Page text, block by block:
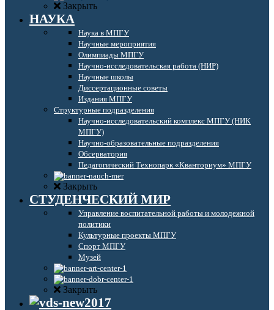
Закрыть
НАУКА
Наука в МПГУ
Научные мероприятия
Олимпиады МПГУ
Научно-исследовательская работа (НИР)
Научные школы
Диссертационные советы
Издания МПГУ
Структурные подразделения
Научно-исследовательский комплекс МПГУ (НИК
МПГУ)
Научно-образовательные подразделения
Обсерватория
Педагогический Технопарк «Кванториум» МПГУ
Закрыть
СТУДЕНЧЕСКИЙ МИР
Управление воспитательной работы и молодежной
политики
Культурные проекты МПГУ
Спорт МПГУ
Музей
Закрыть